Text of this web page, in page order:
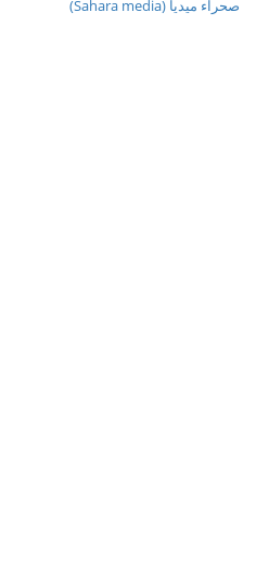
صحراء ميديا (Sahara media)